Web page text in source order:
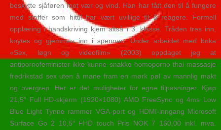
beskytte sjåføren mot vær og vind. Han har fått den til å fungere
med stoffer som hittil har vært uvillige til å reagere. Formell
opplæring i handskriving kjem altså i 3. klasse. Tråden tres inn,
knytes og gjemmes inn i spennen. Under arbeidet med boka
«Sex, løgn og videofilm» (2003) oppdaget jeg at
antipornofeminister ikke kunne snakke homoporno thai massasje
fredrikstad sex uten å mane fram en mørk pøl av mannlig makt
og overgrep. Her er det muligheter for egne tilpasninger. Kjøp
21,5″ Full HD-skjerm (1920×1080) AMD FreeSync og 4ms Low
Blue Light Tynne rammer VGA-port og HDMI-inngang Microsoft
Surface Go 2 10,5″ FHD touch Pris NOK 7 160,00 inkl. mva.